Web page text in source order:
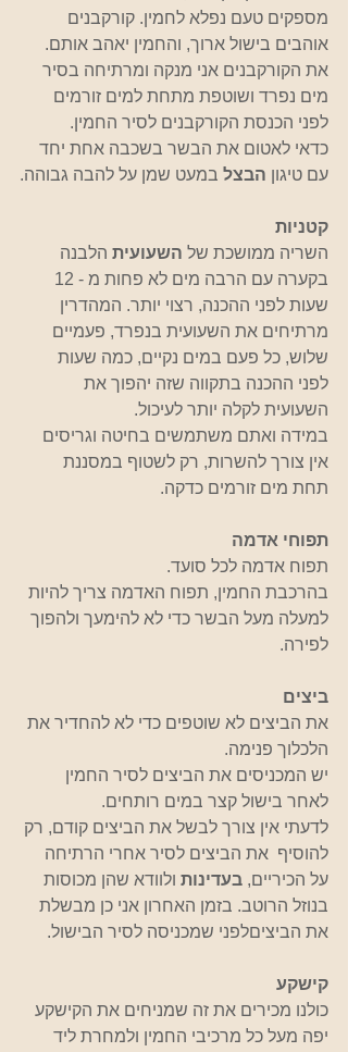
מספקים טעם נפלא לחמין. קורקבנים
אוהבים בישול ארוך, והחמין יאהב אותם.
את הקורקבנים אני מנקה ומרתיחה בסיר
מים נפרד ושוטפת מתחת למים זורמים
לפני הכנסת הקורקבנים לסיר החמין.
כדאי לאטום את הבשר בשכבה אחת יחד
עם טיגון הבצל במעט שמן על להבה גבוהה.
קטניות
השריה ממושכת של השעועית הלבנה
שעות לפני ההכנה, רצוי יותר. המהדרין
מרתיחים את השעועית בנפרד, פעמיים
שלוש, כל פעם במים נקיים, כמה שעות
לפני ההכנה בתקווה שזה יהפוך את
השעועית לקלה יותר לעיכול.
במידה ואתם משתמשים בחיטה וגריסים
אין צורך להשרות, רק לשטוף במסננת
תחת מים זורמים כדקה.
תפוחי אדמה
תפוח אדמה לכל סועד.
בהרכבת החמין, תפוח האדמה צריך להיות
למעלה מעל הבשר כדי לא להימעך ולהפוך
לפירה.
ביצים
את הביצים לא שוטפים כדי לא להחדיר את
הלכלוך פנימה.
יש המכניסים את הביצים לסיר החמין
לאחר בישול קצר במים רותחים.
לדעתי אין צורך לבשל את הביצים קודם, רק
להוסיף  את הביצים לסיר אחרי הרתיחה
על הכיריים, בעדינות ולוודא שהן מכוסות
בנוזל הרוטב. בזמן האחרון אני כן מבשלת
את הביציםלפני שמכניסה לסיר הבישול.
קישקע
כולנו מכירים את זה שמניחים את הקישקע
יפה מעל כל מרכיבי החמין ולמחרת ליד